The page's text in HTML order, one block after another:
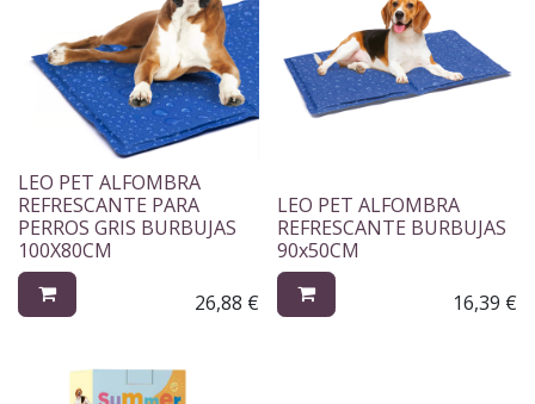
LEO PET ALFOMBRA
REFRESCANTE PARA
PERROS GRIS BURBUJAS
100X80CM
26,88 €
LEO PET ALFOMBRA
REFRESCANTE BURBUJAS
90x50CM
16,39 €